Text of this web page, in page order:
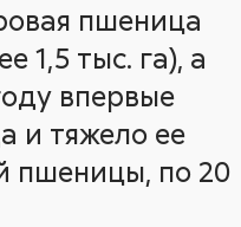
пшеница
1,5 тыс. га), а
впервые
и тяжело ее
пшеницы, по 20